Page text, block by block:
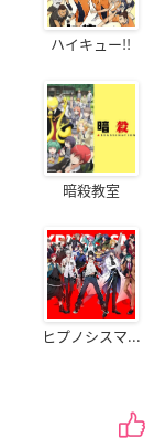
ハイキュー!!
暗殺教室
ヒプノシスマ...